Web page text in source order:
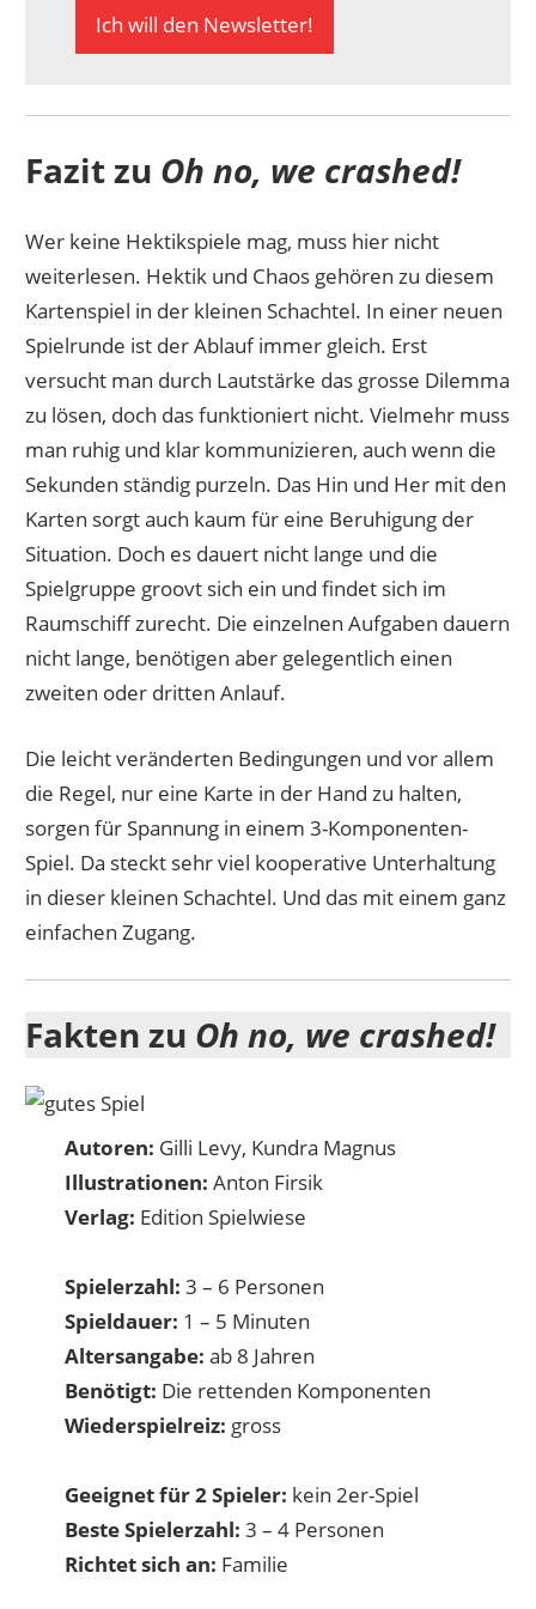
Ich will den Newsletter!
Fazit zu Oh no, we crashed!
Wer keine Hektikspiele mag, muss hier nicht
weiterlesen. Hektik und Chaos gehören zu diesem
Kartenspiel in der kleinen Schachtel. In einer neuen
Spielrunde ist der Ablauf immer gleich. Erst
versucht man durch Lautstärke das grosse Dilemma
zu lösen, doch das funktioniert nicht. Vielmehr muss
man ruhig und klar kommunizieren, auch wenn die
Sekunden ständig purzeln. Das Hin und Her mit den
Karten sorgt auch kaum für eine Beruhigung der
Situation. Doch es dauert nicht lange und die
Spielgruppe groovt sich ein und findet sich im
Raumschiff zurecht. Die einzelnen Aufgaben dauern
nicht lange, benötigen aber gelegentlich einen
zweiten oder dritten Anlauf.
Die leicht veränderten Bedingungen und vor allem
die Regel, nur eine Karte in der Hand zu halten,
sorgen für Spannung in einem 3-Komponenten-
Spiel. Da steckt sehr viel kooperative Unterhaltung
in dieser kleinen Schachtel. Und das mit einem ganz
einfachen Zugang.
Fakten zu Oh no, we crashed!
Autoren: Gilli Levy, Kundra Magnus
Illustrationen: Anton Firsik
Verlag: Edition Spielwiese
Spielerzahl: 3 – 6 Personen
Spieldauer: 1 – 5 Minuten
Altersangabe: ab 8 Jahren
Benötigt: Die rettenden Komponenten
Wiederspielreiz: gross
Geeignet für 2 Spieler: kein 2er-Spiel
Beste Spielerzahl: 3 – 4 Personen
Richtet sich an: Familie